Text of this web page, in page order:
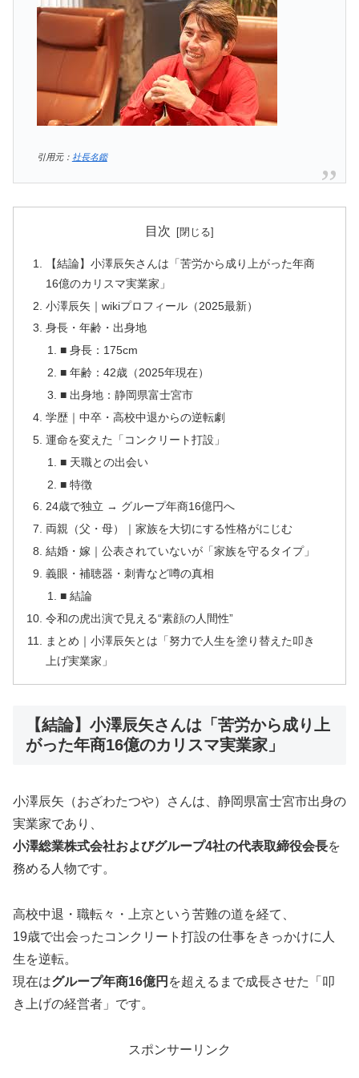
引用元： 社長名鑑
目次
【結論】小澤辰矢さんは「苦労から成り上がった年商
16億のカリスマ実業家」
小澤辰矢｜wikiプロフィール（2025最新）
身長・年齢・出身地
■ 身長：175cm
■ 年齢：42歳（2025年現在）
■ 出身地：静岡県富士宮市
学歴｜中卒・高校中退からの逆転劇
運命を変えた「コンクリート打設」
■ 天職との出会い
■ 特徴
24歳で独立 → グループ年商16億円へ
両親（父・母）｜家族を大切にする性格がにじむ
結婚・嫁｜公表されていないが「家族を守るタイプ」
義眼・補聴器・刺青など噂の真相
■ 結論
令和の虎出演で見える“素顔の人間性”
まとめ｜小澤辰矢とは「努力で人生を塗り替えた叩き
上げ実業家」
【結論】小澤辰矢さんは「苦労から成り上
がった年商16億のカリスマ実業家」
小澤辰矢（おざわたつや）さんは、静岡県富士宮市出身の
実業家であり、
小澤総業株式会社およびグループ4社の代表取締役会長を
務める人物です。
高校中退・職転々・上京という苦難の道を経て、
19歳で出会ったコンクリート打設の仕事をきっかけに人
生を逆転。
現在はグループ年商16億円 を超えるまで成長させた「叩
き上げの経営者」です。
スポンサーリンク